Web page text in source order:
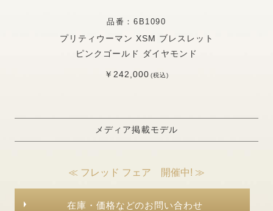
品番：6B1090
プリティウーマン XSM ブレスレット
ピンクゴールド ダイヤモンド
￥242,000(税込)
メディア掲載モデル
≪ フレッド フェア 開催中! ≫
在庫・価格などのお問い合わせ